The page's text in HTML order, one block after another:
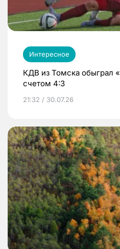
Интересное
КДВ из Томска обыграл
счетом 4:3
21:32 / 30.07.26